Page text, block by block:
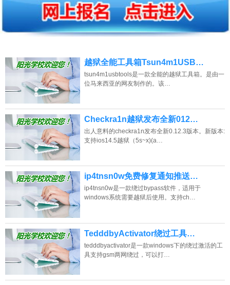
越狱全能工具箱Tsun4m1USB…
tsun4m1usbtools是一款全能的越狱工具箱。是由一
位马来西亚的网友制作的。该…
Checkra1n越狱发布全新012…
出人意料的checkra1n发布全新0.12.3版本。新版本:
支持ios14.5越狱（5s~x)(a…
ip4tnsn0w免费修复通知推送…
ip4tnsn0w是一款绕过bypass软件，适用于
windows系统需要越狱后使用。支持ch…
TedddbyActivator绕过工具…
tedddbyactivator是一款windows下的绕过激活的工
具支持gsm两网绕过，可以打…